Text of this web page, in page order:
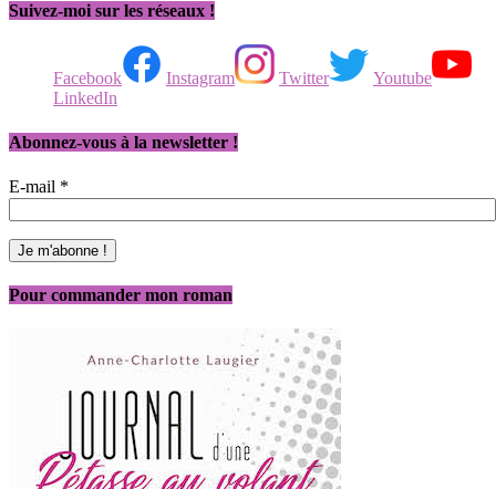
Suivez-moi sur les réseaux !
Facebook Instagram Twitter
Youtube
LinkedIn
Abonnez-vous à la newsletter !
E-mail *
Pour commander mon roman